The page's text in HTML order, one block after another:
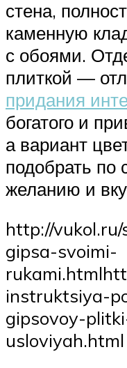
стена,
каменную
с обоями.
плиткой —
придания
богатого и
а вариант
подобрать по
желанию и
http://
gipsa-svoimi-
instruktsiya-
gipsovoy-
usloviyah.html